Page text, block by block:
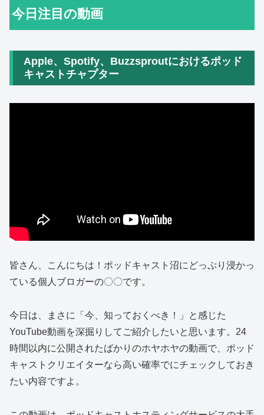
今日注目の動画
Apple、Spotify、Buzzsproutにおけるポッド
キャストチャプター
皆さん、こんにちは！ポッドキャスト沼にどっぷり浸かっ
ている個人ブロガーの〇〇です。
今日は、まさに「今、知っておくべき！」と感じた
YouTube動画を深掘りしてご紹介したいと思います。24
時間以内に公開されたばかりのホヤホヤの動画で、ポッド
キャストクリエイターなら高い確率でにチェックしておき
たい内容ですよ。